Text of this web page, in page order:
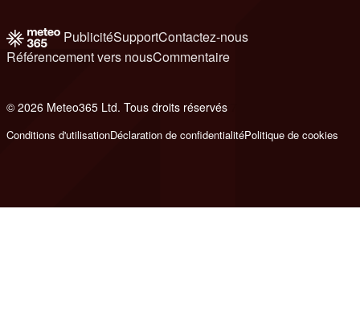
PublicitéSupportContactez-nous
Référencement vers nousCommentaire
© 2026 Meteo365 Ltd. Tous droits réservés
Conditions d'utilisationDéclaration de confidentialitéPolitique de cookies